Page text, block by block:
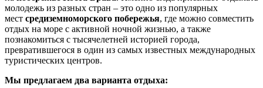
молодежь из разных стран – это одно из популярных
мест средиземноморского побережья, где можно совместить
отдых на море с активной ночной жизнью, а также
познакомиться с тысячелетней историей города,
превратившегося в один из самых известных международных
туристических центров.
Мы предлагаем два варианта отдыха: